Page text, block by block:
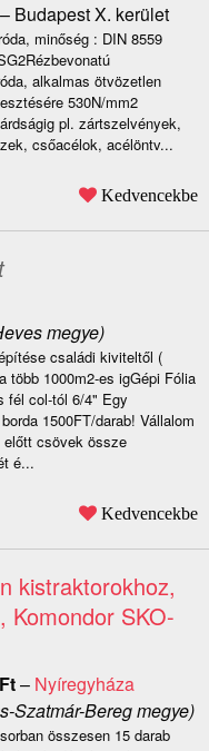
Budapest X. kerület
minőség : DIN 8559
alkalmas ötvözetlen
530N/mm2
pl. zártszelvények,
csőacélok, acélöntv...
Kedvencekbe
megye)
családi kiviteltől (
több 1000m2-es igGépi Fólia
fél col-tól 6/4" Egy
1500FT/darab! Vállalom
csövek össze
é...
Kedvencekbe
kistraktorokhoz,
Komondor SKO-
Ft– Nyíregyháza
Szatmár-Bereg megye)
összesen 15 darab